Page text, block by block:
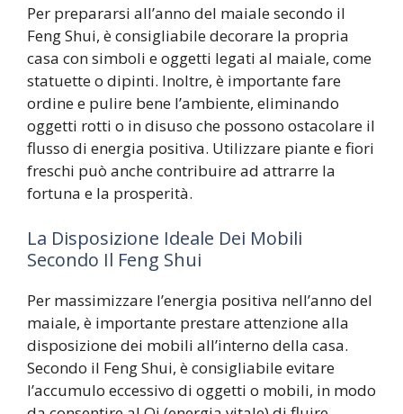
Per prepararsi all’anno del maiale secondo il
Feng Shui, è consigliabile decorare la propria
casa con simboli e oggetti legati al maiale, come
statuette o dipinti. Inoltre, è importante fare
ordine e pulire bene l’ambiente, eliminando
oggetti rotti o in disuso che possono ostacolare il
flusso di energia positiva. Utilizzare piante e fiori
freschi può anche contribuire ad attrarre la
fortuna e la prosperità.
La Disposizione Ideale Dei Mobili
Secondo Il Feng Shui
Per massimizzare l’energia positiva nell’anno del
maiale, è importante prestare attenzione alla
disposizione dei mobili all’interno della casa.
Secondo il Feng Shui, è consigliabile evitare
l’accumulo eccessivo di oggetti o mobili, in modo